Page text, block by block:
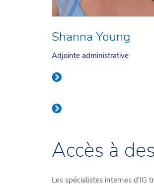
Shanna Young
Adjointe administrative
Accès à
Les spécialistes internes d'IG